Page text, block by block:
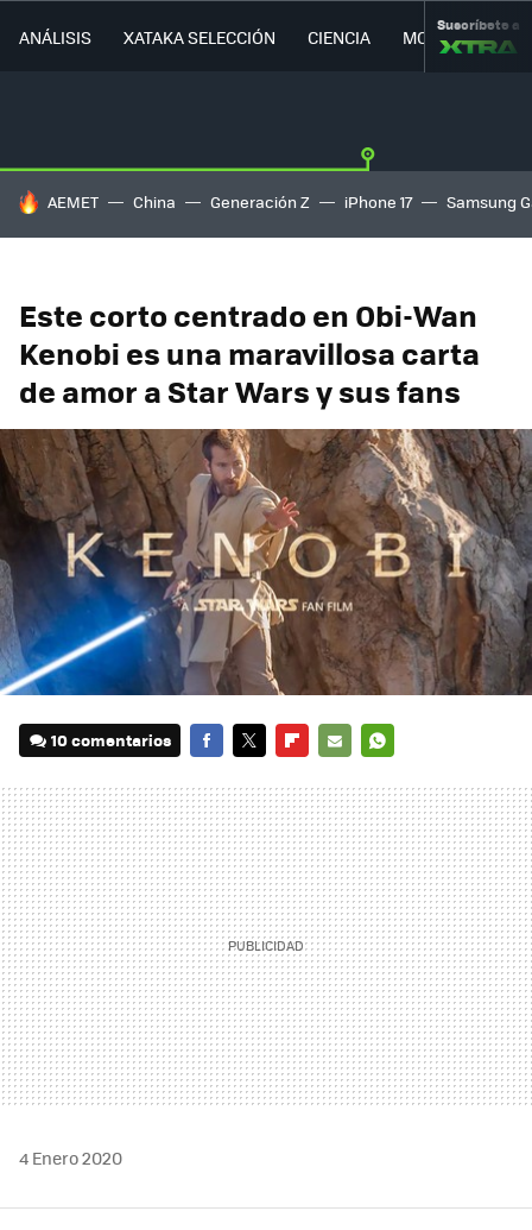
ANÁLISIS XATAKA SELECCIÓN CIENCIA MOVILIDAD
Suscríbete a
HOY SE HABLA DE
AEMET China Generación Z iPhone 17 Samsung
Este corto centrado en Obi-Wan
Kenobi es una maravillosa carta
de amor a Star Wars y sus fans
10 comentarios
MAIL
4 Enero 2020